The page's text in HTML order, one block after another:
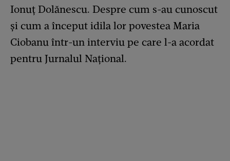
Ionuț Dolănescu. Despre cum s-au cunoscut
și cum a început idila lor povestea Maria
Ciobanu într-un interviu pe care l-a acordat
pentru Jurnalul Național.